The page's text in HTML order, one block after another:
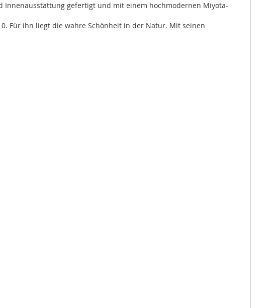
gefertigt und mit einem hochmodernen Miyota-
Für ihn liegt die wahre Schönheit in der Natur. Mit seinen